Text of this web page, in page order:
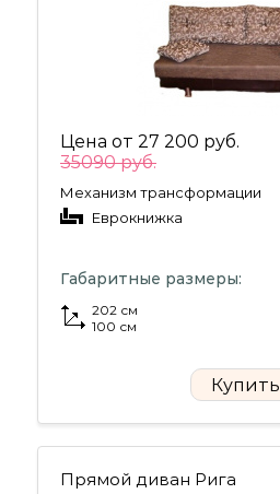
Цена от 27 200 руб.
35090 руб.
Механизм трансформации
Еврокнижка
Габаритные размеры:
202 см
100 см
Купить
Прямой диван Рига